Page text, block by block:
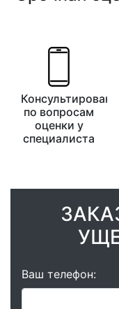
Консультирование
по вопросам
оценки у
специалиста
Ваш телефон: